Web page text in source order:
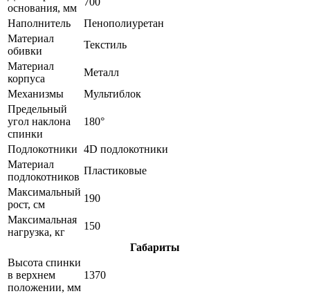
основания, мм
Наполнитель
Пенополиуретан
Материал
обивки
Текстиль
Материал
корпуса
Металл
Механизмы
Мультиблок
Предельный
угол наклона
спинки
180°
Подлокотники 4D подлокотники
Материал
подлокотников
Пластиковые
Максимальный
рост, см
190
Максимальная
нагрузка, кг
150
Габариты
Высота спинки
в верхнем
положении, мм
1370